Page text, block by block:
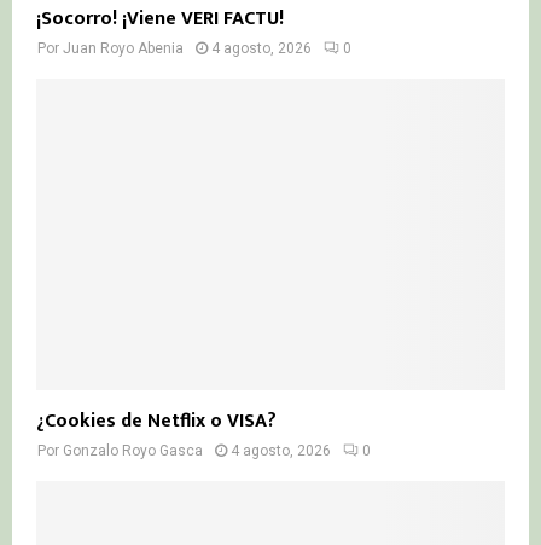
¡Socorro! ¡Viene VERI FACTU!
Por Juan Royo Abenia 4 agosto, 2026 0
¿Cookies de Netflix o VISA?
Por Gonzalo Royo Gasca 4 agosto, 2026 0